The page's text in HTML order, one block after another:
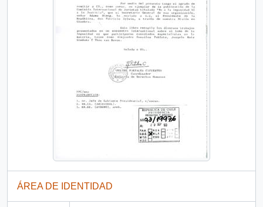
ÁREA DE IDENTIDAD